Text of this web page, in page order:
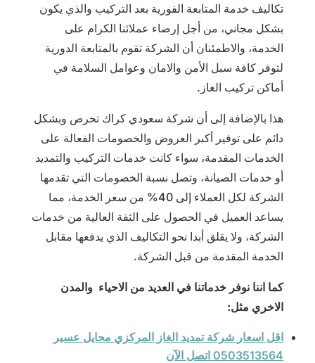
تكاليف خدمة المتابعة الفورية بعد التركيب والذي يكون
بشكل مجاني، من أجل إرضاء عملائنا الكرام على
الخدمة، والاطمئنان أن الشركة تقوم بالمتابعة الدورية
لتوفر كافة سبل الأمن والامان وعوامل السلامة في
أماكن تركيب الغاز.
هذا بالإضافة إلى أن شركة سعودي كراك تحرص وبشكل
دائم على توفير أكبر العروض والخصومات الفعالة على
الخدمات المقدمة، سواء كانت خدمات التركيب والتمديد
أو خدمات الصيانة، وتصل نسبة الخصومات التي تقدمها
الشركة لكل العملاء إلى 40% من سعر الخدمة، مما
يساعد العميل في الحصول على الثقة العالية من خدمات
الشركة، ولا يقلق أبدا نحو التكاليف الذي يدفعها مقابل
الخدمة المقدمة من قبل الشركة.
كما اننا نوفر خدماتنا في العديد من الاحياء والمدن
الاخري مثل:
اقل اسعار شركة تمديد الغاز المركزي محايل عسير
0503513564 اتصل الآن